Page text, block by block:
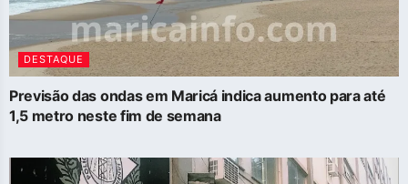
DESTAQUE
Previsão das ondas em Maricá indica aumento para até
1,5 metro neste fim de semana